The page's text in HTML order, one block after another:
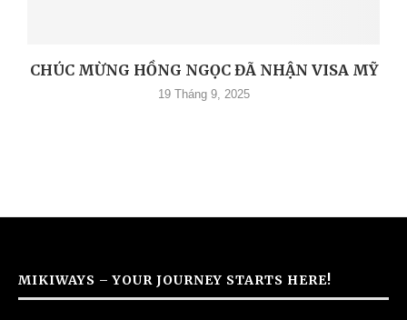
CHÚC MỪNG HỒNG NGỌC ĐÃ NHẬN VISA MỸ
19 Tháng 9, 2025
MIKIWAYS – YOUR JOURNEY STARTS HERE!